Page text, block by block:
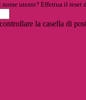
utente? Effettua il reset
la casella di